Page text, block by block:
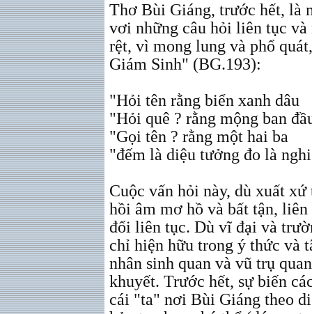
Thơ Bùi Giáng, trước hết, là
vơi những câu hỏi liên tục
rệt, vì mong lung và phổ
Giám Sinh" (BG.193):
"Hỏi tên rằng biển xanh dâu
"Hỏi quê ? rằng mộng ban
"Gọi tên ? rằng một hai ba
"đếm là diệu tưởng đo là
Cuộc vấn hỏi này, dù xuất
hồi âm mơ hồ và bất tận,
đổi liên tục. Dù vĩ đại và
chỉ hiện hữu trong ý thức và
nhân sinh quan và vũ trụ
khuyết. Trước hết, sự biến
cái "ta" nơi Bùi Giáng theo